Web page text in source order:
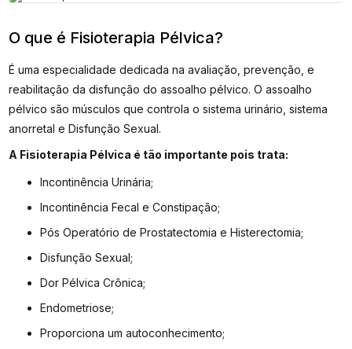
O que é Fisioterapia Pélvica?
É uma especialidade dedicada na avaliação, prevenção, e
reabilitação da disfunção do assoalho pélvico. O assoalho
pélvico são músculos que controla o sistema urinário, sistema
anorretal e Disfunção Sexual.
A Fisioterapia Pélvica é tão importante pois trata:
Incontinência Urinária;
Incontinência Fecal e Constipação;
Pós Operatório de Prostatectomia e Histerectomia;
Disfunção Sexual;
Dor Pélvica Crônica;
Endometriose;
Proporciona um autoconhecimento;